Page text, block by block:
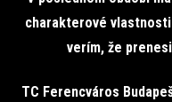
charakterové
verím, že
TC Ferencváros